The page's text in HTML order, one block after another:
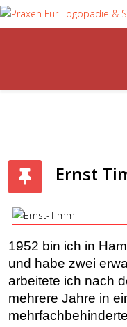
Ernst
1952 bin ich in
und habe zwei
arbeitete ich nach
mehrere Jahre in